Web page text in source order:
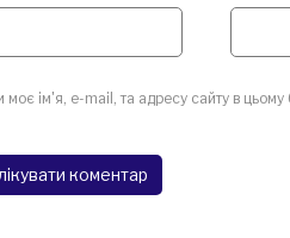
моє ім'я, e-mail, та адресу сайту в